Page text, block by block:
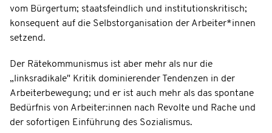
vom Bürgertum; staatsfeindlich und institutionskritisch;
konsequent auf die Selbstorganisation der Arbeiter*innen
setzend.
Der Rätekommunismus ist aber mehr als nur die
„linksradikale" Kritik dominierender Tendenzen in der
Arbeiterbewegung; und er ist auch mehr als das spontane
Bedürfnis von Arbeiter:innen nach Revolte und Rache und
der sofortigen Einführung des Sozialismus.